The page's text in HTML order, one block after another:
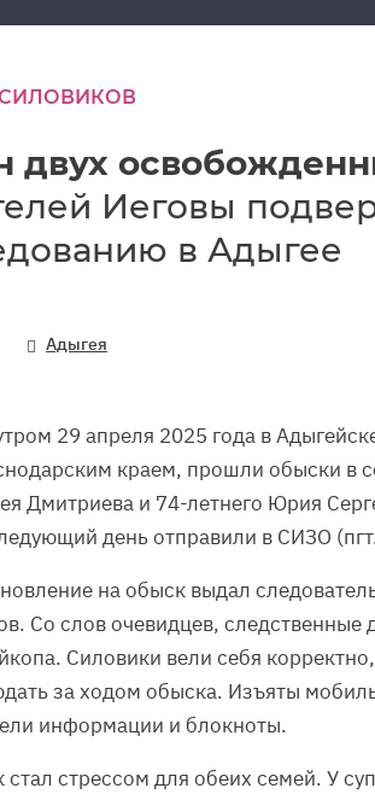
двух
Иеговы
в Адыгее
Адыгея
29 апреля 2025 года в
краем, прошли обыски в
Дмитриева и 74-летнего Юрия
день отправили в СИЗО
на обыск выдал
Со слов очевидцев,
Силовики вели себя
за ходом обыска. Изъяты
информации и блокноты.
стрессом для обеих семей. У